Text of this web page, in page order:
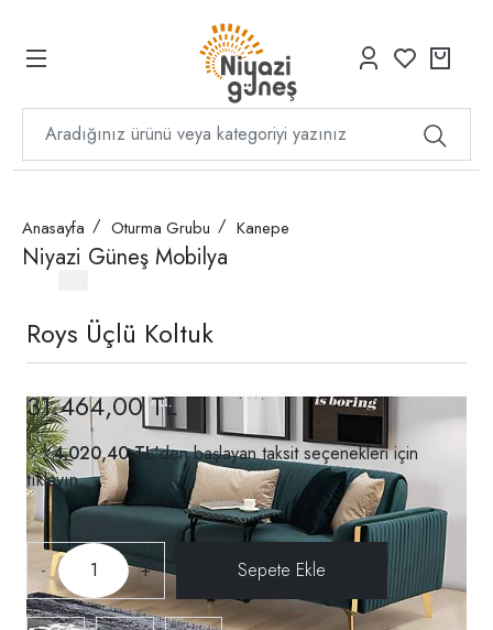
Anasayfa Oturma Grubu Kanepe
Niyazi Güneş Mobilya
Roys Üçlü Koltuk
31.464,00 TL
4.020,40 TL'den başlayan taksit seçenekleri için
tıklayın.
- +